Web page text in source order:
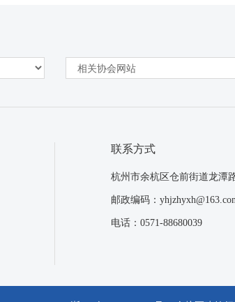
联系方式
杭州市余杭区仓前街道龙潭
邮政编码：
电话：0571-88680039